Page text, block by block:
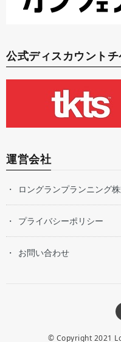
公式ディスカウント
運営会社
ロングランプランニング
プライバシーポリシー
お問い合わせ
© Copyright 2021